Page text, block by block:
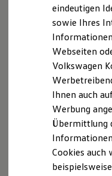
Lifestyle Shop
T-Roc
Golf
R-
GTI
Fußball
we drive
#wedriveproud
Besitzer und Service
myVolkswagen
Software
Service und
eindeutigen
sowie Ihres
Webseiten
Volkswagen
Ihnen auch
Werbung
Übermittlung
Cookies auch